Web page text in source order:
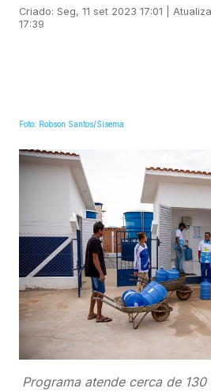
Criado: Seg, 11 set 2023 17:01 |
17:39
Foto: Robson Santos/Sisema
Programa atende cerca de